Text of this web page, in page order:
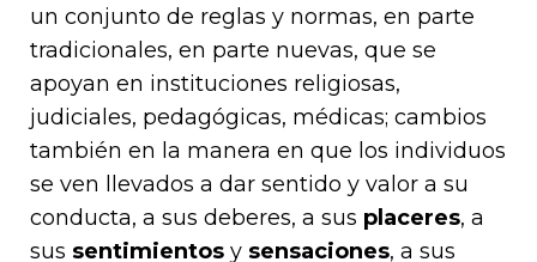
un conjunto de reglas y normas, en parte
tradicionales, en parte nuevas, que se
apoyan en instituciones religiosas,
judiciales, pedagógicas, médicas; cambios
también en la manera en que los individuos
se ven llevados a dar sentido y valor a su
conducta, a sus deberes, a sus placeres, a
sus sentimientos y sensaciones, a sus